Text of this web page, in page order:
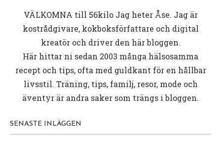
VÄLKOMNA till 56kiloJag heter Åse. Jag är
kostrådgivare, kokboksförfattare och digital
kreatör och driver den här bloggen.
Här hittar ni sedan 2003 många hälsosamma
recept och tips, ofta med guldkant för en hållbar
livsstil. Träning, tips, familj, resor, mode och
äventyr är andra saker som trängs i bloggen.
SENASTE INLÄGGEN